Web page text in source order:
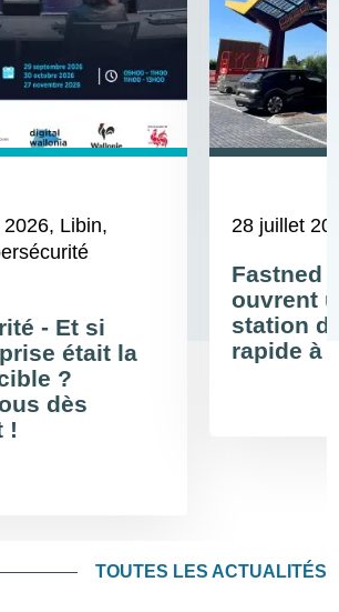
2026, Libin,
- Et si
était la
?
dès
!
28 juillet
Fastned
ouvrent
station
rapide à
TOUTES LES ACTUALITÉS